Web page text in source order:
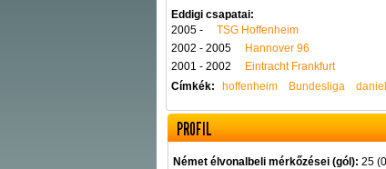
Eddigi csapatai:
2005 -
TSG Hoffenheim
2002 - 2005
Hannover 96
2001 - 2002
Eintracht Frankfurt
Címkék:
hoffenheim Bundesliga
PROFIL
Német élvonalbeli mérkőzései (gól): 25